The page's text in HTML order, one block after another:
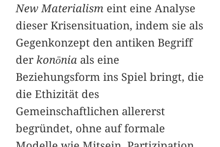
New Materialism eint eine Analyse
dieser Krisensituation, indem sie als
Gegenkonzept den antiken Begriff
der konōnia als eine
Beziehungsform ins Spiel bringt, die
die Ethizität des
Gemeinschaftlichen allererst
begründet, ohne auf formale